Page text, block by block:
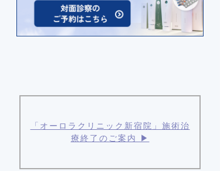
「オーロラクリニック新宿院」施術治
療終了のご案内 ▶︎